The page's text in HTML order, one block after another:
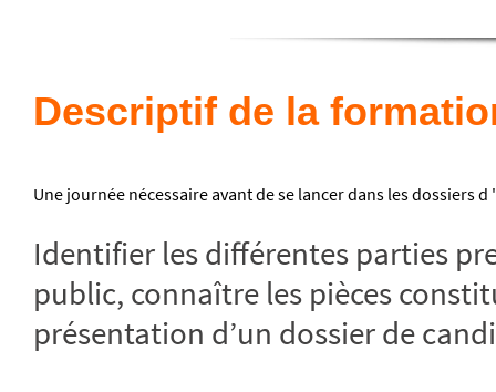
Descriptif de la
Une journée nécessaire avant de se lancer dans les dossiers
Identifier les différentes parties
public, connaître les pièces
présentation d’un dossier de